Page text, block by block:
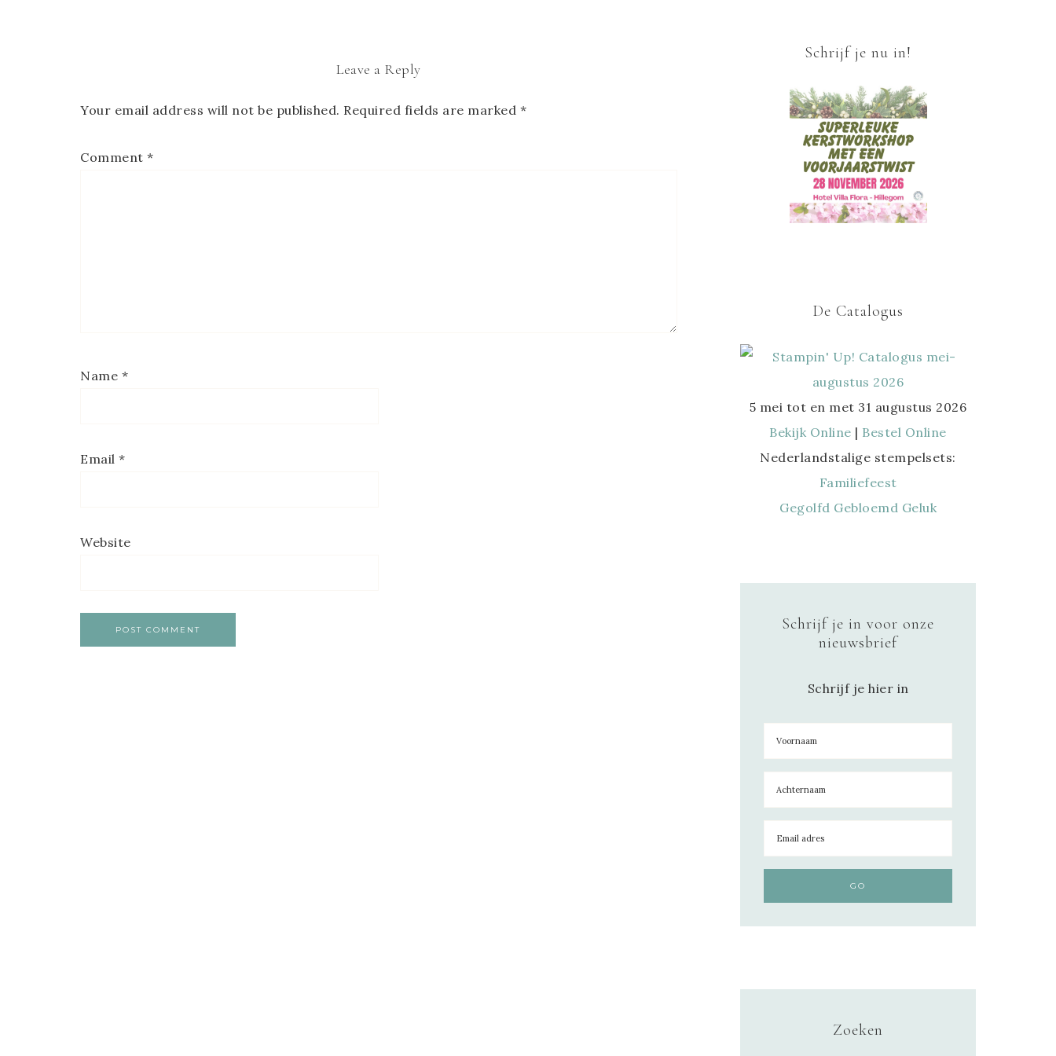
Leave a Reply
Your email address will not be published. Required fields are marked *
Comment *
Name *
Email *
Website
Schrijf je nu in!
De Catalogus
5 mei tot en met 31 augustus 2026
Bekijk Online | Bestel Online
Nederlandstalige stempelsets:
Familiefeest
Gegolfd Gebloemd Geluk
Schrijf je in voor onze
nieuwsbrief
Schrijf je hier in
Zoeken